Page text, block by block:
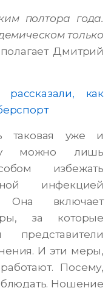
полтора года.
только
Дмитрий
рассказали, как
таковая уже и
можно лишь
избежать
инфекцией
Она включает
за которые
И эти меры,
Посему,
Ношение